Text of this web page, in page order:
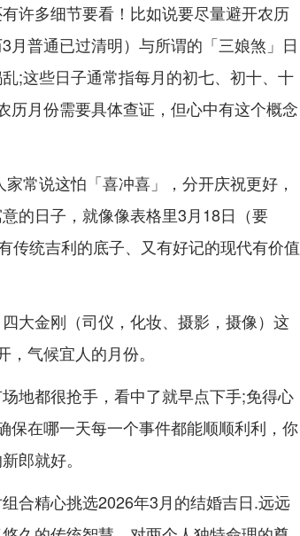
许多细节要看！比如说要尽量避开农历
普通已过清明）与所谓的「三娘煞」日
;这些日子通常指每月的初七、初十、十
历月份需要具体查证，但心中有这个概念
常说这怕「喜冲喜」，分开庆祝更好，
的日子，就像像表格里3月18日（要
传统吉利的底子、又有好记的现代有价值
大金刚（司仪，化妆、摄影，摄像）这
气候宜人的月份。
地都很抢手，看中了就早点下手;免得心
保在哪一天每一个事件都能顺顺利利，你
郎就好。
合精心挑选2026年3月的结婚吉日.远远